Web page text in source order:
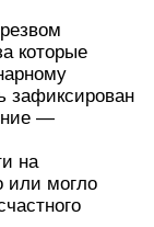
которые
зафиксирован
—
на
или могло